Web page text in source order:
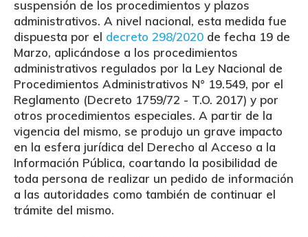
suspensión de los procedimientos y plazos
administrativos. A nivel nacional, esta medida fue
dispuesta por el decreto 298/2020 de fecha 19 de
Marzo, aplicándose a los procedimientos
administrativos regulados por la Ley Nacional de
Procedimientos Administrativos N° 19.549, por el
Reglamento (Decreto 1759/72 - T.O. 2017) y por
otros procedimientos especiales. A partir de la
vigencia del mismo, se produjo un grave impacto
en la esfera jurídica del Derecho al Acceso a la
Información Pública, coartando la posibilidad de
toda persona de realizar un pedido de información
a las autoridades como también de continuar el
trámite del mismo.